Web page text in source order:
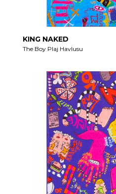
KING NAKED
The Boy Plaj Havlusu